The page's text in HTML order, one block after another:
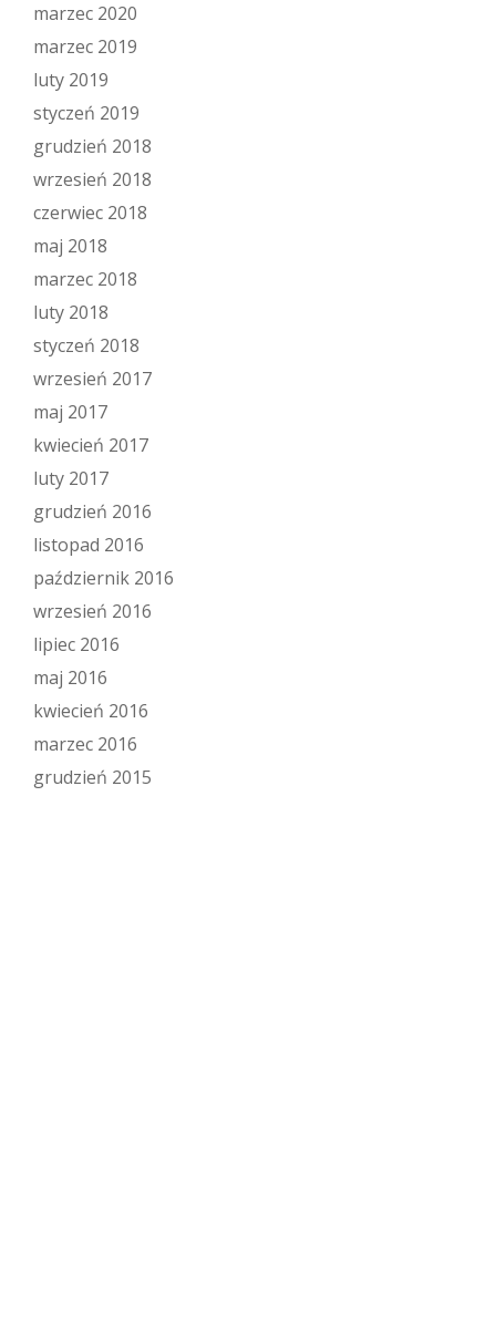
marzec 2020
marzec 2019
luty 2019
styczeń 2019
grudzień 2018
wrzesień 2018
czerwiec 2018
maj 2018
marzec 2018
luty 2018
styczeń 2018
wrzesień 2017
maj 2017
kwiecień 2017
luty 2017
grudzień 2016
listopad 2016
październik 2016
wrzesień 2016
lipiec 2016
maj 2016
kwiecień 2016
marzec 2016
grudzień 2015